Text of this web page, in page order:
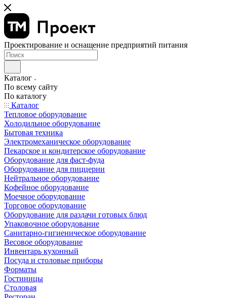
Проектирование и оснащение предприятий питания
Каталог
По всему сайту
По каталогу
Каталог
Тепловое оборудование
Холодильное оборудование
Бытовая техника
Электромеханическое оборудование
Пекарское и кондитерское оборудование
Оборудование для фаст-фуда
Оборудование для пиццерии
Нейтральное оборудование
Кофейное оборудование
Моечное оборудование
Торговое оборудование
Оборудование для раздачи готовых блюд
Упаковочное оборудование
Санитарно-гигиеническое оборудование
Весовое оборудование
Инвентарь кухонный
Посуда и столовые приборы
Форматы
Гостиницы
Столовая